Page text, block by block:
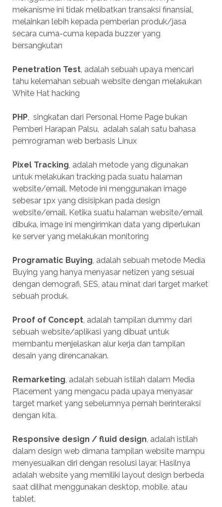
mekanisme ini tidak melibatkan transaksi finansial,
melainkan lebih kepada pemberian produk/jasa
secara cuma-cuma kepada buzzer yang
bersangkutan
Penetration Test, adalah sebuah upaya mencari
tahu kelemahan sebuah website dengan melakukan
White Hat hacking
PHP, singkatan dari Personal Home Page bukan
Pemberi Harapan Palsu, adalah salah satu bahasa
pemrograman web berbasis Linux
Pixel Tracking, adalah metode yang digunakan
untuk melakukan tracking pada suatu halaman
website/email. Metode ini menggunakan image
sebesar 1px yang disisipkan pada design
website/email. Ketika suatu halaman website/email
dibuka, image ini mengirimkan data yang diperlukan
ke server yang melakukan monitoring
Programatic Buying, adalah sebuah metode Media
Buying yang hanya menyasar netizen yang sesuai
dengan demografi, SES, atau minat dari target market
sebuah produk.
Proof of Concept, adalah tampilan dummy dari
sebuah website/aplikasi yang dibuat untuk
membantu menjelaskan alur kerja dan tampilan
desain yang direncanakan.
Remarketing, adalah sebuah istilah dalam Media
Placement yang mengacu pada upaya menyasar
target market yang sebelumnya pernah berinteraksi
dengan kita.
Responsive design / fluid design, adalah istilah
dalam design web dimana tampilan website mampu
menyesuaikan diri dengan resolusi layar. Hasilnya
adalah website yang memiliki layout design berbeda
saat dilihat menggunakan desktop, mobile, atau
tablet.